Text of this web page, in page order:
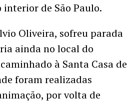
de São Paulo.
Oliveira, sofreu parada
ainda no local do
à Santa Casa de
foram realizadas
por volta de